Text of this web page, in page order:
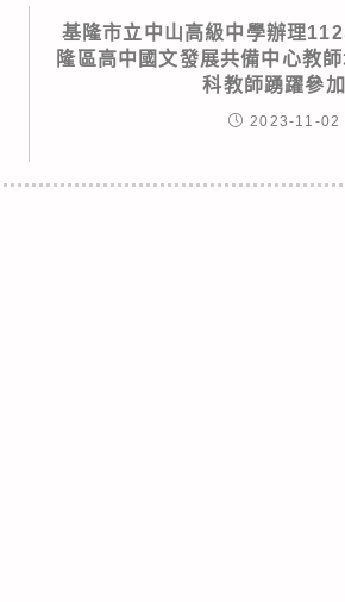
基隆市立中山高級中學辦理
隆區高中國文發展共備中心教
科教師踴躍參加
2023-11-02